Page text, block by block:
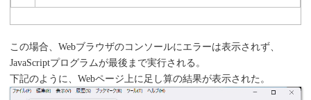
この場合、Webブラウザのコンソールにエラーは表示されず、
JavaScriptプログラムが最後まで実行される。
下記のように、Webページ上に足し算の結果が表示された。